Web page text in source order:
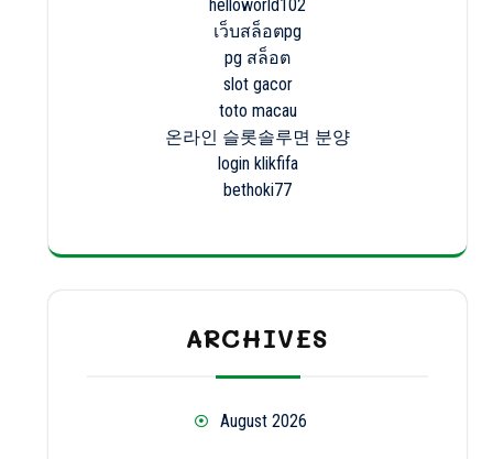
helloworld102
เว็บสล็อตpg
pg สล็อต
slot gacor
toto macau
온라인 슬롯솔루면 분양
login klikfifa
bethoki77
ARCHIVES
August 2026